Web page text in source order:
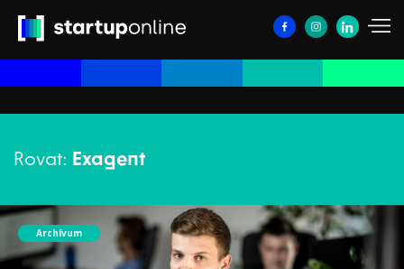
Rovat: Exagent
Archívum